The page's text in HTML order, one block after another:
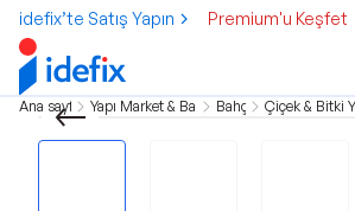
idefix’te Satış Yapın Premium'u Keşfet
Ana sayfa Yapı Market & BahçeBahçe Çiçek & Bitki